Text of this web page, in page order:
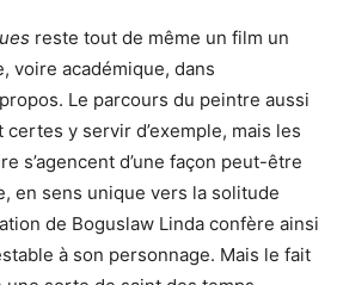
reste tout de même un film un
voire académique, dans
Le parcours du peintre aussi
y servir d’exemple, mais les
s’agencent d’une façon peut-être
en sens unique vers la solitude
de Boguslaw Linda confère ainsi
à son personnage. Mais le fait